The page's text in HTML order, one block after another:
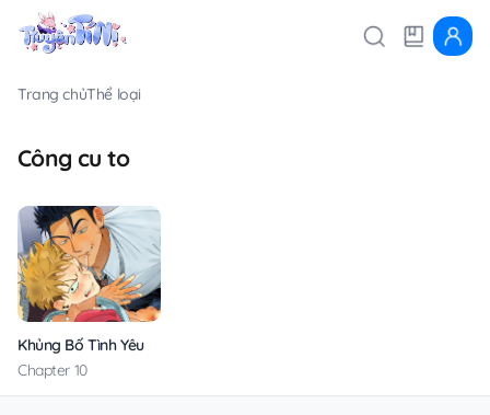
Trang chủThể loại
Công cu to
Khủng Bố Tình Yêu Thanh Thuần
Chapter 10